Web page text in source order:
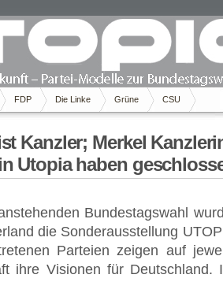
FDP Die Linke Grüne CSU
Kanzler; Merkel
Utopia haben
Bundestagswahl
die Sonderausstellung
Parteien zeigen auf
ihre Visionen für Deutschland.